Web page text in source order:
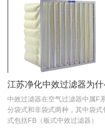
江苏净化中效过滤器为
中效过滤器在空气过滤器中属F
分袋式和非袋式两种，其中袋
式包括FB（板式中效过滤器）